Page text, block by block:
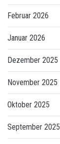
Februar 2026
Januar 2026
Dezember 2025
November 2025
Oktober 2025
September 2025